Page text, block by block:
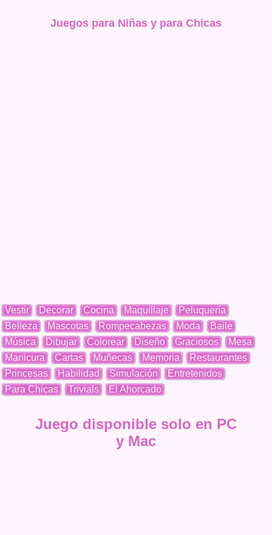
Juegos para Niñas y para Chicas
Vestir Decorar Cocina Maquillaje
Peluquería
Belleza
Mascotas Rompecabezas Moda
Baile
Música
Dibujar Colorear Diseño Graciosos
Mesa
Manicura
Cartas Muñecas Memoria
Restaurantes
Princesas
Habilidad Simulación
Entretenidos
Para Chicas
Trivials El Ahorcado
Juego disponible solo en PC
y Mac